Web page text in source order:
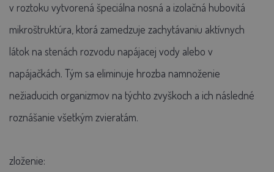
v roztoku vytvorená špeciálna nosná a izolačná hubovitá
mikroštruktúra, ktorá zamedzuje zachytávaniu aktívnych
látok na stenách rozvodu napájacej vody alebo v
napájačkách. Tým sa eliminuje hrozba namnoženie
nežiaducich organizmov na týchto zvyškoch a ich následné
roznášanie všetkým zvieratám.
zloženie: